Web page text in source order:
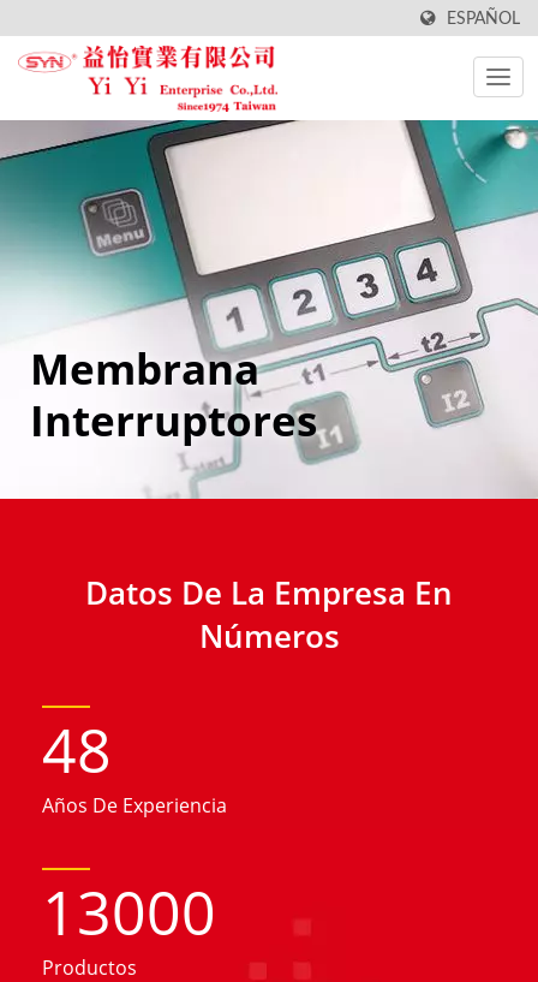
ESPAÑOL
Membrana
Interruptores
Datos De La Empresa En
Números
48
Años De Experiencia
13000
Productos